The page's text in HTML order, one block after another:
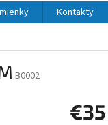
Kontakty
B0002
€35